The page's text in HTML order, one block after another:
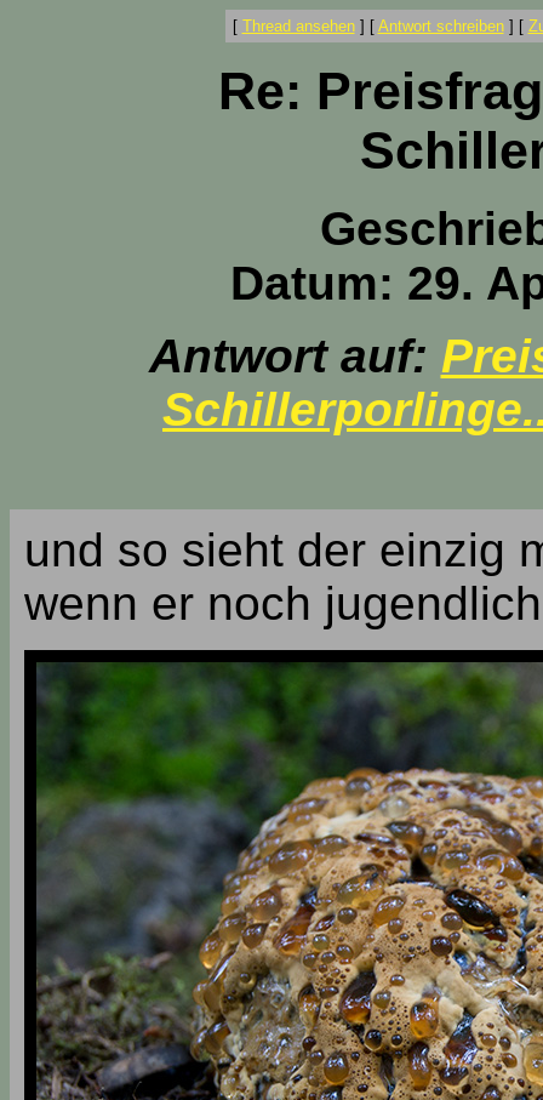
[ Thread ansehen] [ Antwort schreiben] [
Re:
Datum: 29.
Antwort auf:
und so sieht der einzig
wenn er noch